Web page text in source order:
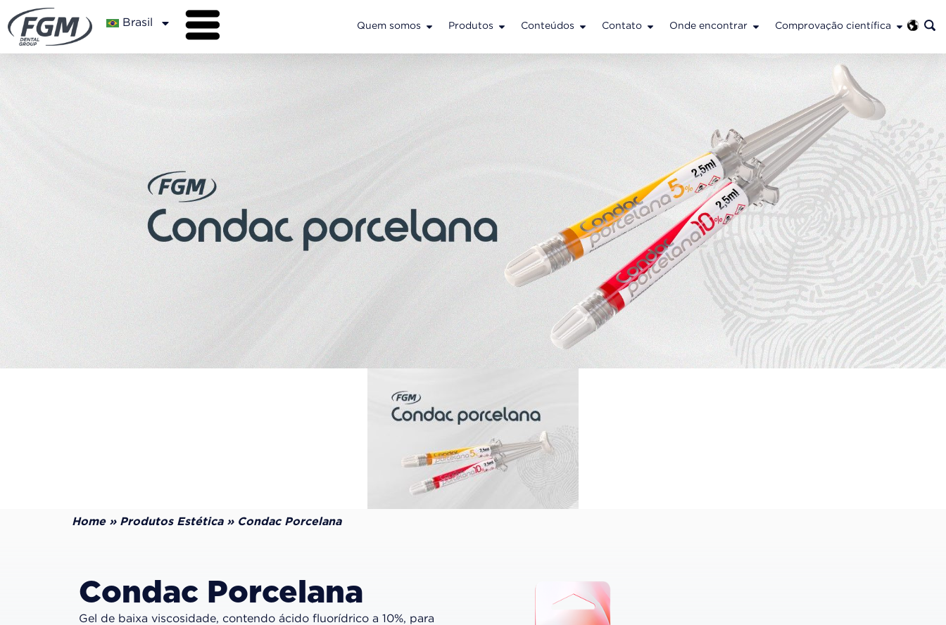
Brasil Quem somos Produtos Conteúdos Contato Onde encontrar Comprovação científica
Home» Produtos Estética» Condac Porcelana
Condac Porcelana
Gel de baixa viscosidade, contendo ácido fluorídrico a 10%, para